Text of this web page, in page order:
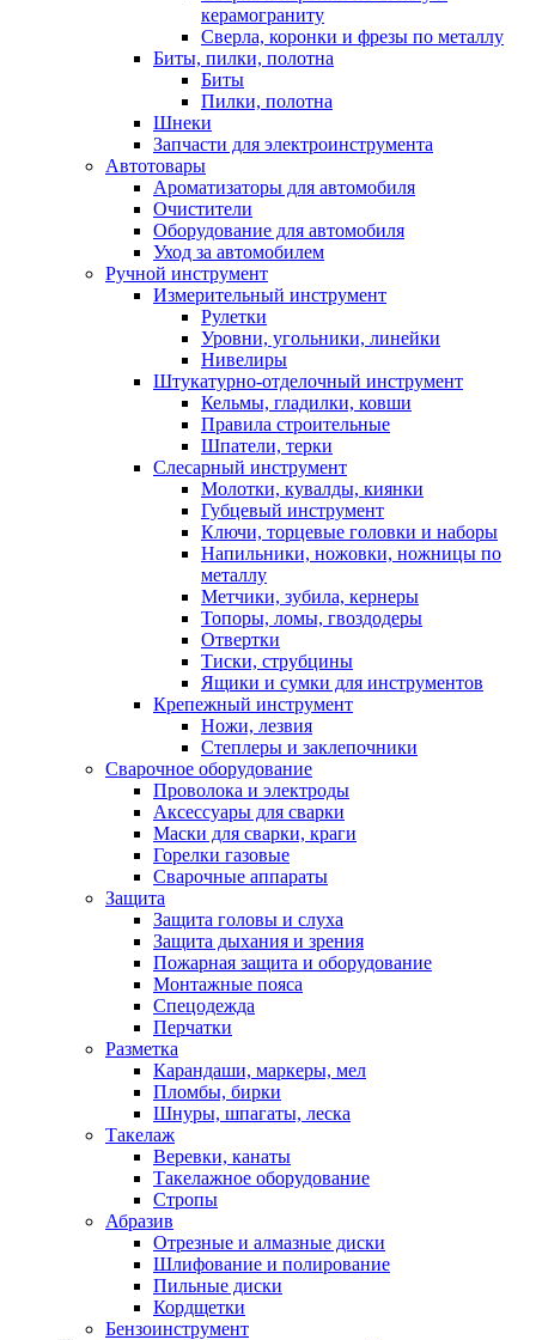
керамограниту
Сверла, коронки и фрезы по металлу
Биты, пилки, полотна
Биты
Пилки, полотна
Шнеки
Запчасти для электроинструмента
Автотовары
Ароматизаторы для автомобиля
Очистители
Оборудование для автомобиля
Уход за автомобилем
Ручной инструмент
Измерительный инструмент
Рулетки
Уровни, угольники, линейки
Нивелиры
Штукатурно-отделочный инструмент
Кельмы, гладилки, ковши
Правила строительные
Шпатели, терки
Слесарный инструмент
Молотки, кувалды, киянки
Губцевый инструмент
Ключи, торцевые головки и наборы
Напильники, ножовки, ножницы по
металлу
Метчики, зубила, кернеры
Топоры, ломы, гвоздодеры
Отвертки
Тиски, струбцины
Ящики и сумки для инструментов
Крепежный инструмент
Ножи, лезвия
Степлеры и заклепочники
Сварочное оборудование
Проволока и электроды
Аксессуары для сварки
Маски для сварки, краги
Горелки газовые
Сварочные аппараты
Защита
Защита головы и слуха
Защита дыхания и зрения
Пожарная защита и оборудование
Монтажные пояса
Спецодежда
Перчатки
Разметка
Карандаши, маркеры, мел
Пломбы, бирки
Шнуры, шпагаты, леска
Такелаж
Веревки, канаты
Такелажное оборудование
Стропы
Абразив
Отрезные и алмазные диски
Шлифование и полирование
Пильные диски
Кордщетки
Бензоинструмент